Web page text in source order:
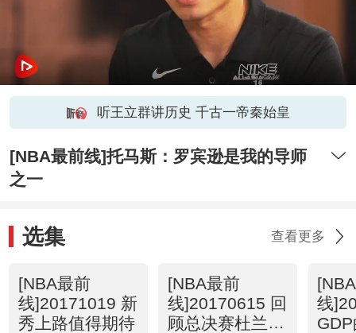
听王立群讲历史 千古一帝秦始皇
[NBA最前线]托马斯：罗宾逊是我的导师
之一
选集 查看更多
[NBA最前
线]20171019 新
秀上路值得期待
[NBA最前
线]20170615 回
顾总决赛杜兰特
线